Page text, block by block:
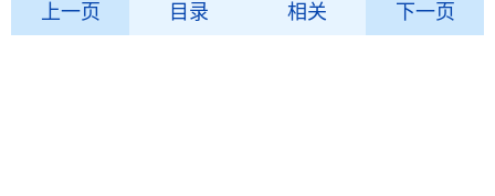
上一页 目录 相关 下一页